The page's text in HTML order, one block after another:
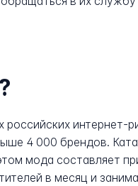
российских
4 000 брендов.
мода составляет
в месяц и